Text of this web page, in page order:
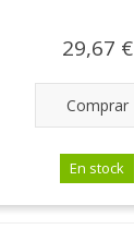
29,67 €
Comprar
En stock